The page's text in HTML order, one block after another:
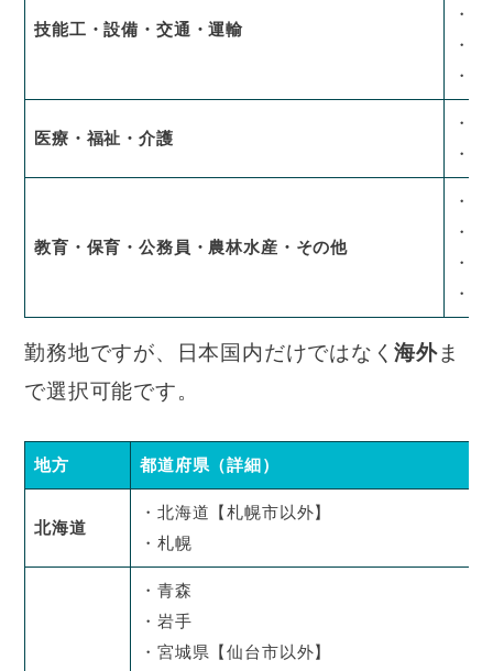
技能工・設備・交通・運輸
・
・
・
医療・福祉・介護
・
・
教育・保育・公務員・農林水産・その他
・
・
・
・
勤務地ですが、日本国内だけではなく海外ま
で選択可能です。
地方 都道府県（詳細）
北海道
・北海道【札幌市以外】
・札幌
・青森
・岩手
・宮城県【仙台市以外】